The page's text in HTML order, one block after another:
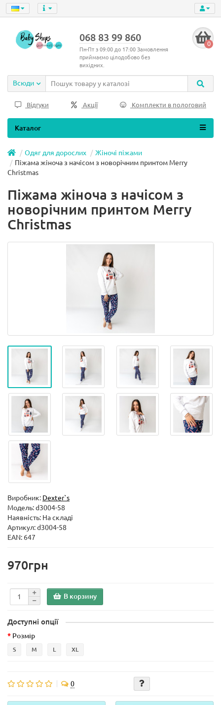
068 83 99 860
Пн-Пт з 09:00 до 17:00 Замовлення
приймаємо цілодобово без
вихідних.
0
Всюди
Відгуки Акції Комплекти в пологовий
Каталог
Одяг для дорослих
Жіночі піжами
Піжама жіноча з начісом з новорічним принтом Merry
Christmas
Піжама жіноча з начісом з
новорічним принтом Merry
Christmas
Виробник: Dexter`s
Модель:d3004-58
Наявність: На складі
Артикул: d3004-58
EAN: 647
970грн
В корзину
Доступні опції
Розмір
S M L XL
0